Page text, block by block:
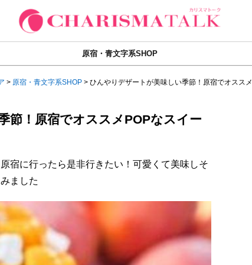
原宿・青文字系SHOP
> 原宿・青文字系SHOP > ひんやりデザートが美味しい季節！原宿でオスス
節！原宿でオススメPOPなスイー
宿に行ったら是非行きたい！可愛くて美味しそ
ました